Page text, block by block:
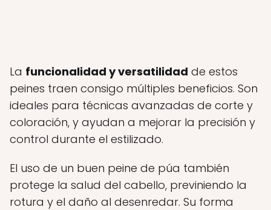
La funcionalidad y versatilidad de estos
peines traen consigo múltiples beneficios. Son
ideales para técnicas avanzadas de corte y
coloración, y ayudan a mejorar la precisión y
control durante el estilizado.
El uso de un buen peine de púa también
protege la salud del cabello, previniendo la
rotura y el daño al desenredar. Su forma